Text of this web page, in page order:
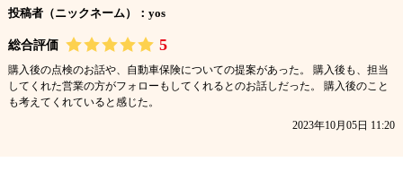
投稿者（ニックネーム）：yos
総合評価 5
購入後の点検のお話や、自動車保険についての提案があった。 購入後も、担当
してくれた営業の方がフォローもしてくれるとのお話しだった。 購入後のこと
も考えてくれていると感じた。
2023年10月05日 11:20